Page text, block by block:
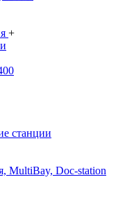
+
станции
MultiBay, Doc-station